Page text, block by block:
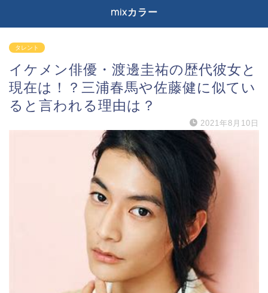
mixカラー
タレント
イケメン俳優・渡邊圭祐の歴代彼女と
現在は！？三浦春馬や佐藤健に似てい
ると言われる理由は？
2021年8月10日